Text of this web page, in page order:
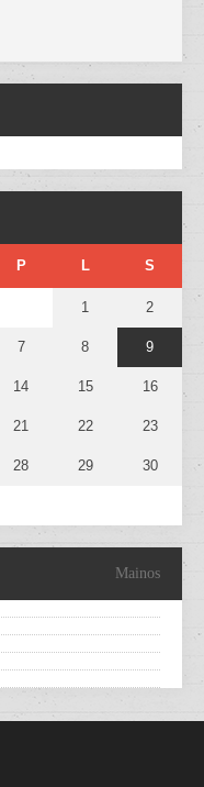
P L S
1 2
7 8 9
14 15 16
21 22 23
28 29 30
Mainos